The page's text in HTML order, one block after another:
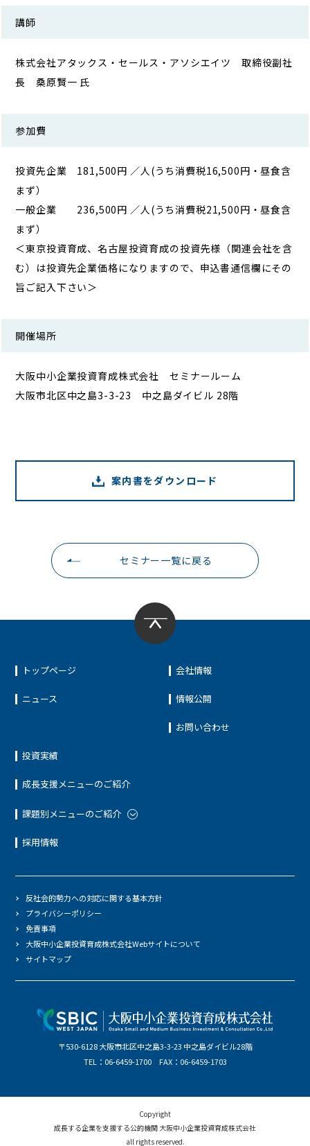
講師
株式会社アタックス・セールス・アソシエイツ 取締役副社
長 桑原賢一 氏
参加費
投資先企業 181,500円 ／人(うち消費税16,500円・昼食含
まず）
一般企業 236,500円 ／人(うち消費税21,500円・昼食含
まず）
＜東京投資育成、名古屋投資育成の投資先様（関連会社を含
む）は投資先企業価格になりますので、申込書通信欄にその
旨ご記入下さい＞
開催場所
大阪中小企業投資育成株式会社 セミナールーム
大阪市北区中之島3-3-23 中之島ダイビル 28階
案内書をダウンロード
セミナー一覧に戻る
トップページ
ニュース
投資実績
成長支援メニューのご紹介
課題別メニューのご紹介
採用情報
会社情報
情報公開
お問い合わせ
〒530-6128 大阪市北区中之島3-3-23 中之島ダイビル28階
TEL：06-6459-1700 FAX：06-6459-1703
反社会的勢力への対応に関する基本方針
プライバシーポリシー
免責事項
大阪中小企業投資育成株式会社Webサイトについて
サイトマップ
Copyright
成長する企業を支援する公的機関 大阪中小企業投資育成株式会社
all rights reserved.